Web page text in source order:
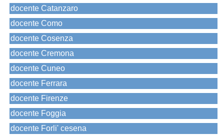
docente Catanzaro
docente Como
docente Cosenza
docente Cremona
docente Cuneo
docente Ferrara
docente Firenze
docente Foggia
docente Forli' cesena